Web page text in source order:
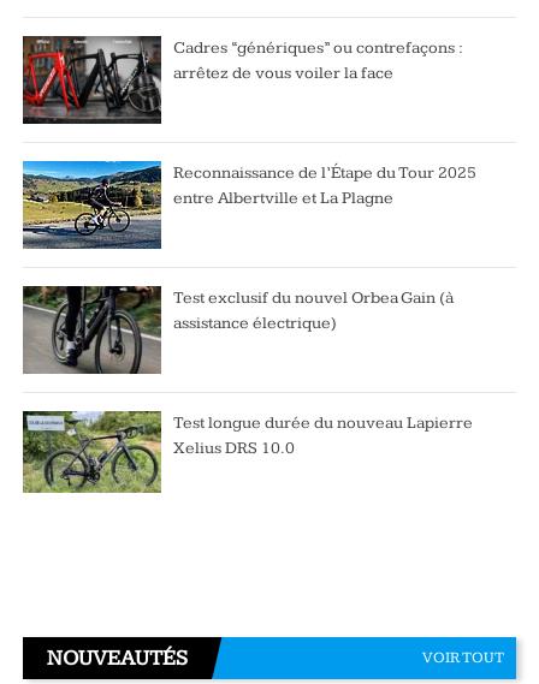
Cadres “génériques” ou contrefaçons :
arrêtez de vous voiler la face
Reconnaissance de l’Étape du Tour 2025
entre Albertville et La Plagne
Test exclusif du nouvel Orbea Gain (à
assistance électrique)
Test longue durée du nouveau Lapierre
Xelius DRS 10.0
NOUVEAUTÉS VOIR TOUT